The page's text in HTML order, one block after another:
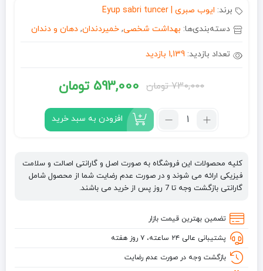
برند: ایوب صبری | Eyup sabri tuncer
دسته‌بندی‌ها: بهداشت شخصی, خمیردندان, دهان و دندان
تعداد بازدید: 1,139 بازدید
730,000 تومان
قیمت
اصلی:
730,000 تومان
593,000 تومان قیمت
فعلی:
593,000 تومان.
تعداد:
بدون
فلوراید
ایوب
Eyup
sabri
tuncer
حاوی
افزودن به سبد خرید
کلیه محصولات این فروشگاه به صورت اصل و گارانتی اصالت و سلامت
فیزیکی ارائه می شوند و در صورت عدم رضایت شما از محصول شامل
گارانتی بازگشت وجه تا 7 روز پس از خرید می باشند.
تضمین بهترین قیمت بازار
پشتیبانی عالی ۲۴ ساعته، ۷ روز هفته
بازگشت وجه در صورت عدم رضایت